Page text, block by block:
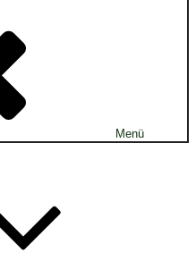
Menü